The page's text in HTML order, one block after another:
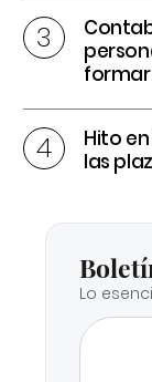
Hito
las
Lo